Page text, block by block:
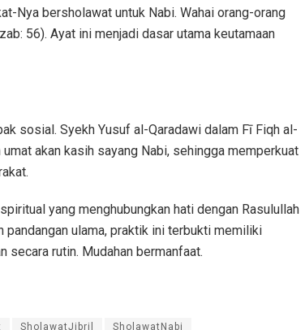
Nya bersholawat untuk Nabi. Wahai orang-orang
56). Ayat ini menjadi dasar utama keutamaan
sosial. Syekh Yusuf al-Qaradawi dalam Fī Fiqh al-
akan kasih sayang Nabi, sehingga memperkuat
yang menghubungkan hati dengan Rasulullah
pandangan ulama, praktik ini terbukti memiliki
secara rutin. Mudahan bermanfaat.
SholawatJibril SholawatNabi